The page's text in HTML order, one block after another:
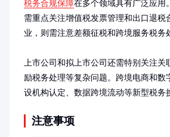
税务合规保障在多个领域具有广泛应用
需重点关注增值税发票管理和出口退税
业，则需注意差额征税和跨境服务税务
上市公司和拟上市公司还需特别关注关
励税务处理等复杂问题。跨境电商和数
设机构认定、数据跨境流动等新型税务
注意事项